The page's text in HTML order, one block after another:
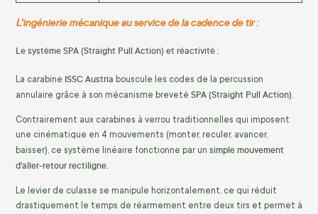
L'ingénierie mécanique au service de la cadence de tir :
Le système SPA (Straight Pull Action) et réactivité :
La carabine ISSC Austria bouscule les codes de la percussion
annulaire grâce à son mécanisme breveté SPA (Straight Pull Action).
Contrairement aux carabines à verrou traditionnelles qui imposent
une cinématique en 4 mouvements (monter, reculer, avancer,
baisser), ce système linéaire fonctionne par un simple mouvement
d'aller-retour rectiligne.
Le levier de culasse se manipule horizontalement, ce qui réduit
drastiquement le temps de réarmement entre deux tirs et permet à